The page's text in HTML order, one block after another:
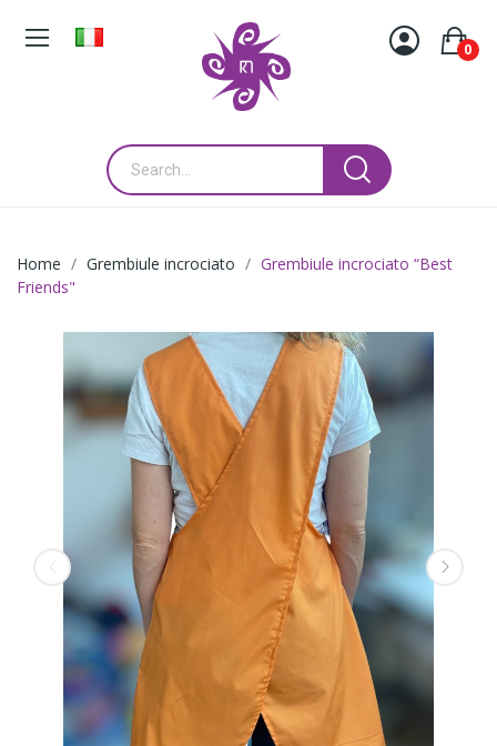
0
Home Grembiule incrociato
Grembiule incrociato “Best
Friends"